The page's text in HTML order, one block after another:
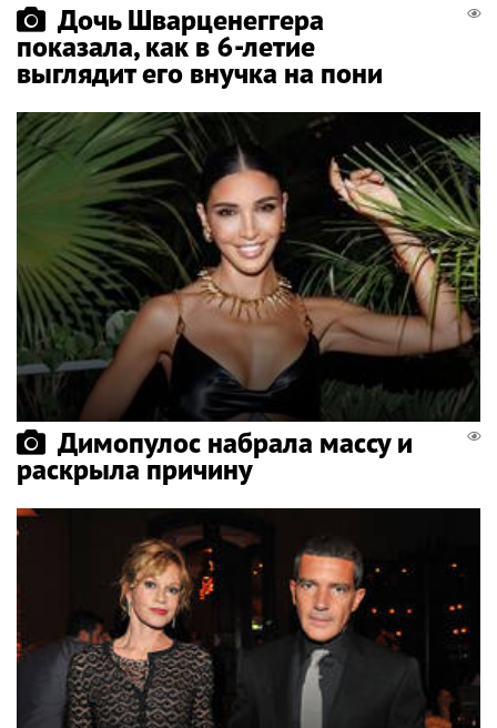
Дочь Шварценеггера
показала, как в 6-летие
выглядит его внучка на пони
Димопулос набрала массу и
раскрыла причину